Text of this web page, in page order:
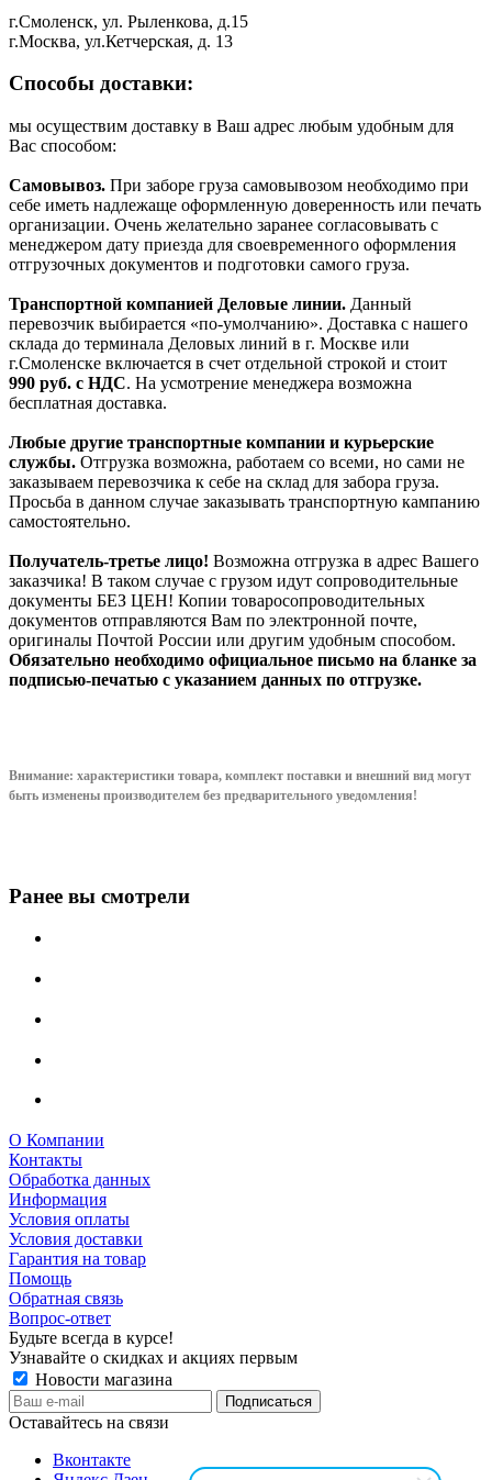
г.Смоленск, ул. Рыленкова, д.15
г.Москва, ул.Кетчерская, д. 13
Способы доставки:
мы осуществим доставку в Ваш адрес любым удобным для
Вас способом:
Самовывоз. При заборе груза самовывозом необходимо при
себе иметь надлежаще оформленную доверенность или печать
организации. Очень желательно заранее согласовывать с
менеджером дату приезда для своевременного оформления
отгрузочных документов и подготовки самого груза.
Транспортной компанией Деловые линии. Данный
перевозчик выбирается «по-умолчанию». Доставка с нашего
склада до терминала Деловых линий в г. Москве или
г.Смоленске включается в счет отдельной строкой и стоит
990 руб. с НДС. На усмотрение менеджера возможна
бесплатная доставка.
Любые другие транспортные компании и курьерские
службы. Отгрузка возможна, работаем со всеми, но сами не
заказываем перевозчика к себе на склад для забора груза.
Просьба в данном случае заказывать транспортную кампанию
самостоятельно.
Получатель-третье лицо! Возможна отгрузка в адрес Вашего
заказчика! В таком случае с грузом идут сопроводительные
документы БЕЗ ЦЕН! Копии товаросопроводительных
документов отправляются Вам по электронной почте,
оригиналы Почтой России или другим удобным способом.
Обязательно необходимо официальное письмо на бланке за
подписью-печатью с указанием данных по отгрузке.
Внимание: характеристики товара, комплект поставки и внешний вид могут
быть изменены производителем без предварительного уведомления!
Ранее вы смотрели
О Компании
Контакты
Обработка данных
Информация
Условия оплаты
Условия доставки
Гарантия на товар
Помощь
Обратная связь
Вопрос-ответ
Будьте всегда в курсе!
Узнавайте о скидках и акциях первым
Новости магазина
Оставайтесь на связи
Вконтакте